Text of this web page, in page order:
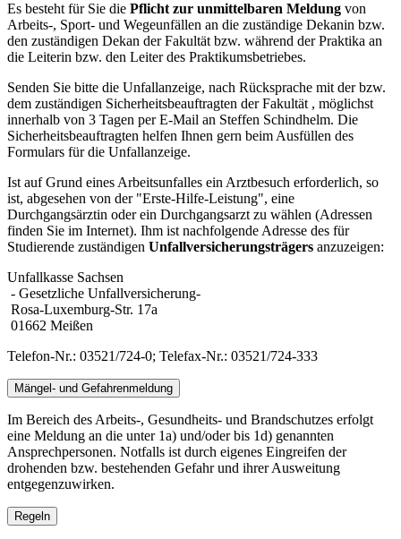
Es besteht für Sie die Pflicht zur unmittelbaren Meldung von
Arbeits-, Sport- und Wegeunfällen an die zuständige Dekanin bzw.
den zuständigen Dekan der Fakultät bzw. während der Praktika an
die Leiterin bzw. den Leiter des Praktikumsbetriebes.
Senden Sie bitte die Unfallanzeige, nach Rücksprache mit der bzw.
dem zuständigen Sicherheitsbeauftragten der Fakultät , möglichst
innerhalb von 3 Tagen per E-Mail an Steffen Schindhelm. Die
Sicherheitsbeauftragten helfen Ihnen gern beim Ausfüllen des
Formulars für die Unfallanzeige.
Ist auf Grund eines Arbeitsunfalles ein Arztbesuch erforderlich, so
ist, abgesehen von der "Erste-Hilfe-Leistung", eine
Durchgangsärztin oder ein Durchgangsarzt zu wählen (Adressen
finden Sie im Internet). Ihm ist nachfolgende Adresse des für
Studierende zuständigen Unfallversicherungsträgers anzuzeigen:
Unfallkasse Sachsen
- Gesetzliche Unfallversicherung-
Rosa-Luxemburg-Str. 17a
01662 Meißen
Telefon-Nr.: 03521/724-0; Telefax-Nr.: 03521/724-333
Mängel- und Gefahrenmeldung
Im Bereich des Arbeits-, Gesundheits- und Brandschutzes erfolgt
eine Meldung an die unter 1a) und/oder bis 1d) genannten
Ansprechpersonen. Notfalls ist durch eigenes Eingreifen der
drohenden bzw. bestehenden Gefahr und ihrer Ausweitung
entgegenzuwirken.
Regeln